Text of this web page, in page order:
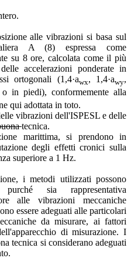
alle vibrazioni si basa sul
A (8) espressa come
su 8 ore, calcolata come il più
accelerazioni ponderate in
ortogonali (1,4·awx, 1,4·awy,
in piedi), conformemente alla
qui adottata in toto.
vibrazioni dell'ISPESL e delle
tecnica.
marittima, si prendono in
degli effetti cronici sulla
superiore a 1 Hz.
i metodi utilizzati possono
sia rappresentativa
alle vibrazioni meccaniche
essere adeguati alle particolari
da misurare, ai fattori
di misurazione. I
tecnica si considerano adeguati